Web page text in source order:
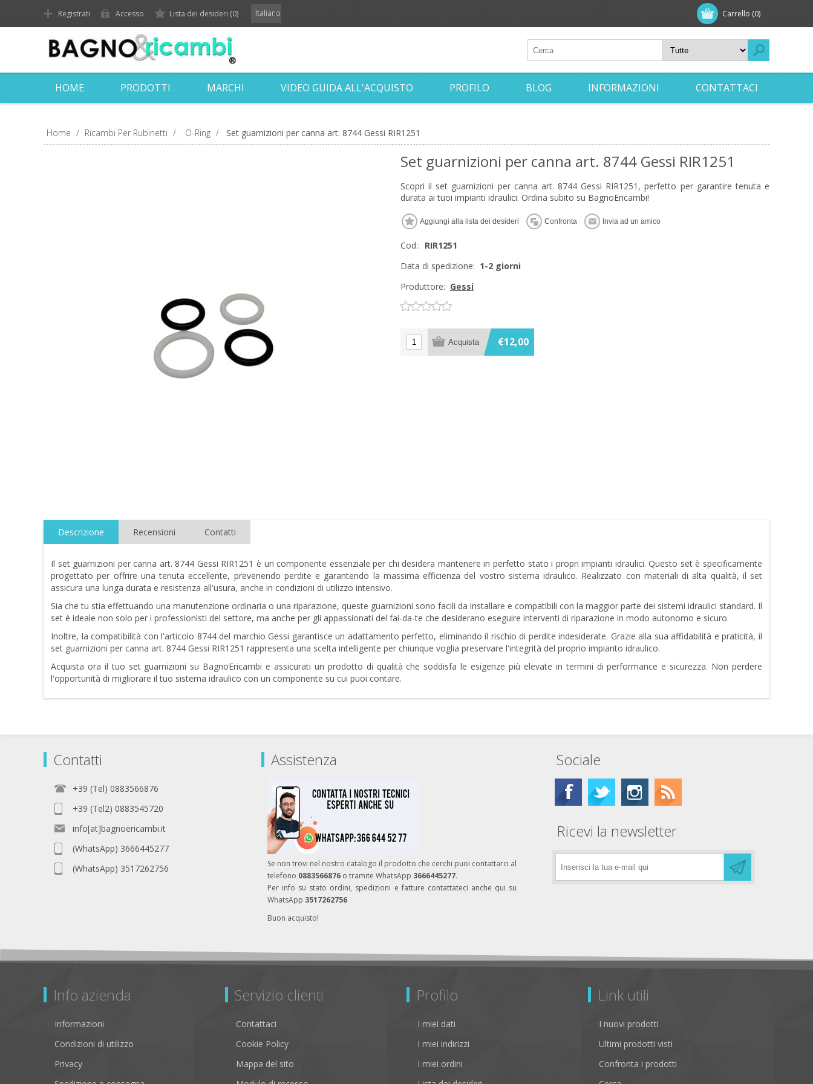
Carrello (0)
Registrati Accesso Lista dei desideri (0) Italiano
HOME PRODOTTI MARCHI VIDEO GUIDA ALL'ACQUISTO PROFILO BLOG INFORMAZIONI CONTATTACI
Home / Ricambi Per Rubinetti / O-Ring / Set guarnizioni per canna art. 8744 Gessi RIR1251
Set guarnizioni per canna art. 8744 Gessi RIR1251
Scopri il set guarnizioni per canna art. 8744 Gessi RIR1251, perfetto per garantire tenuta e
durata ai tuoi impianti idraulici. Ordina subito su BagnoEricambi!
Cod.: RIR1251
Data di spedizione: 1-2 giorni
Produttore: Gessi
€12,00
Descrizione Recensioni Contatti
Il set guarnizioni per canna art. 8744 Gessi RIR1251 è un componente essenziale per chi desidera mantenere in perfetto stato i propri impianti idraulici. Questo set è specificamente
progettato per offrire una tenuta eccellente, prevenendo perdite e garantendo la massima efficienza del vostro sistema idraulico. Realizzato con materiali di alta qualità, il set
assicura una lunga durata e resistenza all'usura, anche in condizioni di utilizzo intensivo.
Sia che tu stia effettuando una manutenzione ordinaria o una riparazione, queste guarnizioni sono facili da installare e compatibili con la maggior parte dei sistemi idraulici standard. Il
set è ideale non solo per i professionisti del settore, ma anche per gli appassionati del fai-da-te che desiderano eseguire interventi di riparazione in modo autonomo e sicuro.
Inoltre, la compatibilità con l'articolo 8744 del marchio Gessi garantisce un adattamento perfetto, eliminando il rischio di perdite indesiderate. Grazie alla sua affidabilità e praticità, il
set guarnizioni per canna art. 8744 Gessi RIR1251 rappresenta una scelta intelligente per chiunque voglia preservare l'integrità del proprio impianto idraulico.
Acquista ora il tuo set guarnizioni su BagnoEricambi e assicurati un prodotto di qualità che soddisfa le esigenze più elevate in termini di performance e sicurezza. Non perdere
l'opportunità di migliorare il tuo sistema idraulico con un componente su cui puoi contare.
Contatti
+39 (Tel) 0883566876
+39 (Tel2) 0883545720
info[at]bagnoericambi.it
(WhatsApp) 3666445277
(WhatsApp) 3517262756
Assistenza
Se non trovi nel nostro catalogo il prodotto che cerchi puoi contattarci al
telefono 0883566876 o tramite WhatsApp 3666445277.
Per info su stato ordini, spedizioni e fatture contattateci anche qui su
WhatsApp 3517262756
Buon acquisto!
Sociale
Ricevi la newsletter
Info azienda
Informazioni
Condizioni di utilizzo
Privacy
Servizio clienti
Contattaci
Cookie Policy
Mappa del sito
Profilo
I miei dati
I miei indirizzi
I miei ordini
Link utili
I nuovi prodotti
Ultimi prodotti visti
Confronta i prodotti